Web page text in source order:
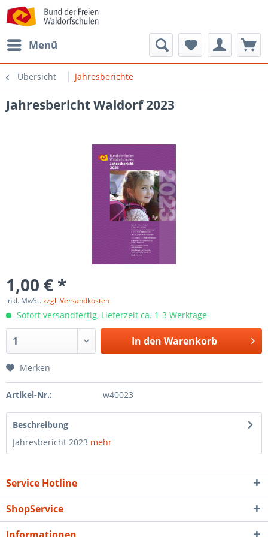
Menü
Übersicht Jahresberichte
Jahresbericht Waldorf 2023
1,00 € *
inkl. MwSt.zzgl. Versandkosten
Sofort versandfertig, Lieferzeit ca. 1-3 Werktage
In den Warenkorb
Merken
Artikel-Nr.: w40023
Beschreibung
Jahresbericht 2023 mehr
Service Hotline
ShopService